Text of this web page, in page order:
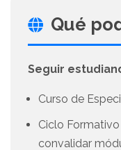
Qué
Seguir
Curso de
Ciclo
convalidar